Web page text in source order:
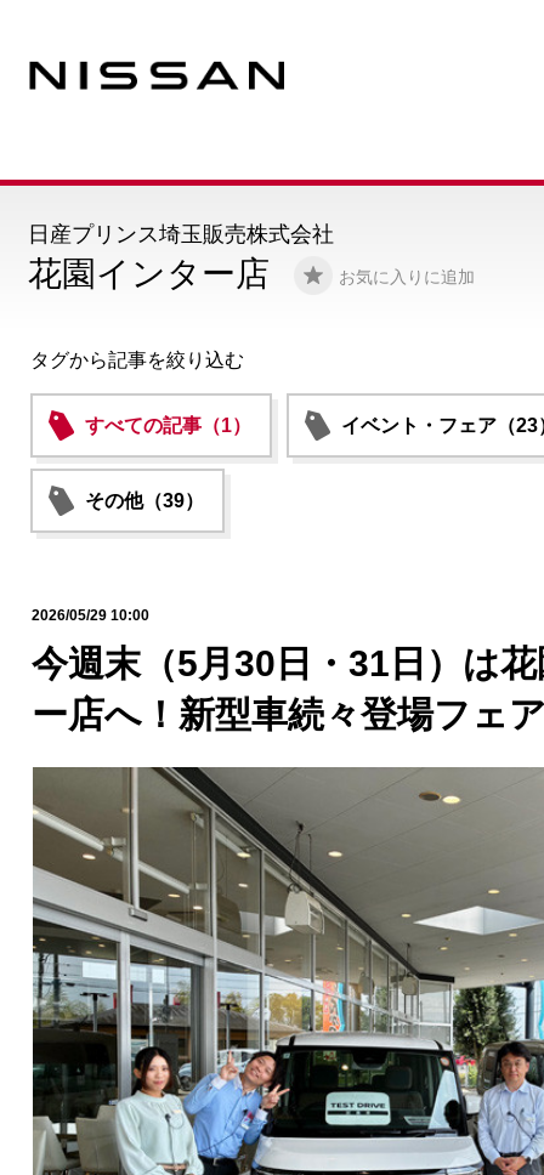
花園インター店 お気に入りに追加
日産プリンス埼玉販売株式会社
タグから記事を絞り込む
すべての記事（1） イベント・フェア（23
その他（39）
2026/05/29 10:00
今週末（5月30日・31日）は
ー店へ！新型車続々登場フェ